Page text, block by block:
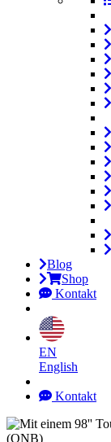
Blog
Shop
Kontakt
EN
English
Kontakt